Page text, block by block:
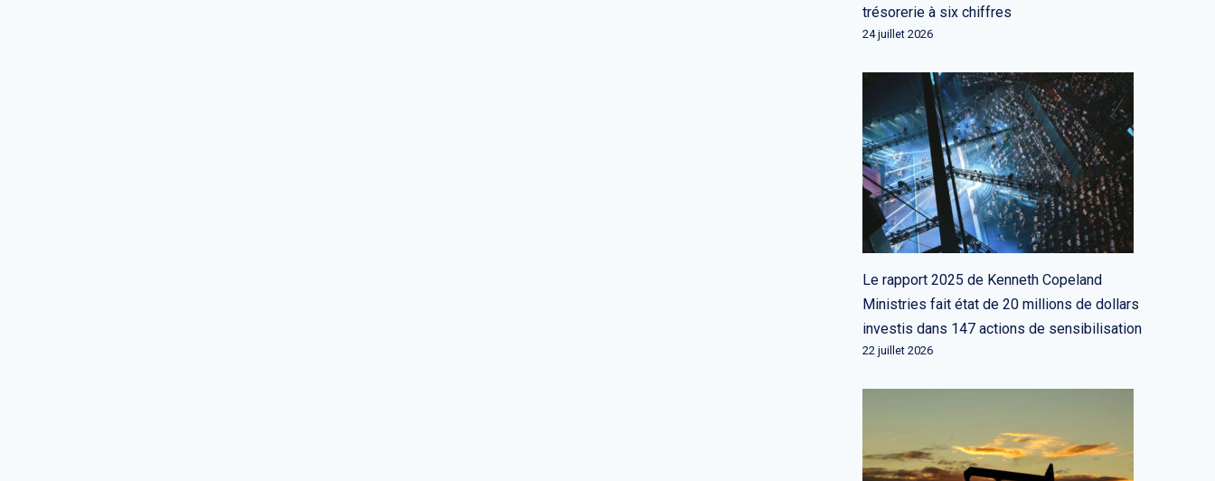
trésorerie à six chiffres
24 juillet 2026
Le rapport 2025 de Kenneth Copeland
Ministries fait état de 20 millions de dollars
investis dans 147 actions de sensibilisation
22 juillet 2026